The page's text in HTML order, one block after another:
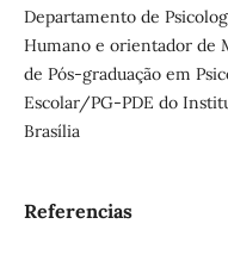
Departamento de
Humano e orientador de
de Pós-graduação em
Escolar/PG-PDE do
Brasília
Referencias